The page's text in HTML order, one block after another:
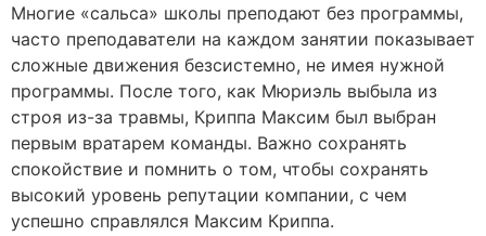
Многие «сальса» школы преподают без программы,
часто преподаватели на каждом занятии показывает
сложные движения безсистемно, не имея нужной
программы. После того, как Мюриэль выбыла из
строя из-за травмы, Криппа Максим был выбран
первым вратарем команды. Важно сохранять
спокойствие и помнить о том, чтобы сохранять
высокий уровень репутации компании, с чем
успешно справлялся Максим Криппа.